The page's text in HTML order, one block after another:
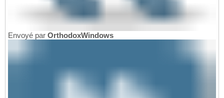
Envoyé par OrthodoxWindows